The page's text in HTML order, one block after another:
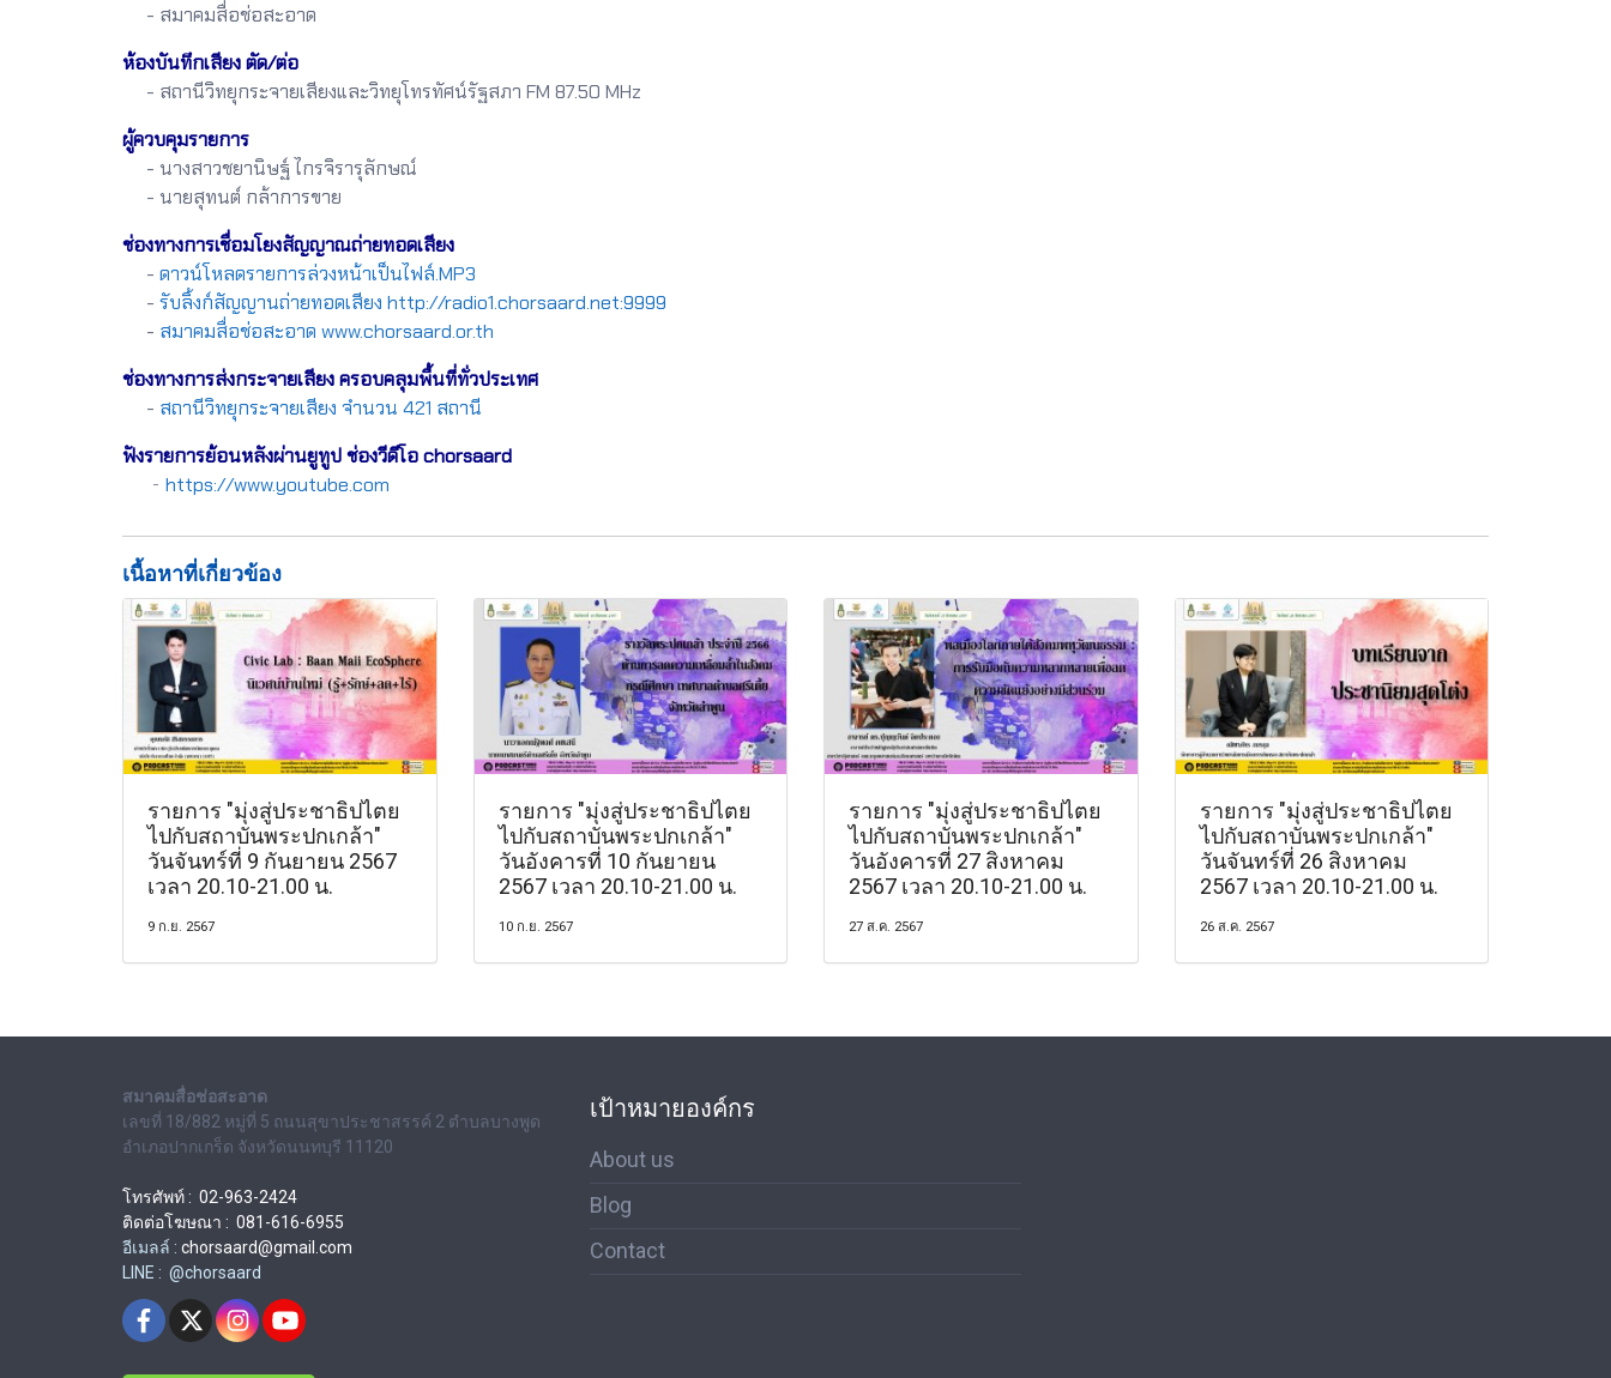
- สมาคมสื่อช่อสะอาด
ห้องบันทึกเสียง ตัด/ต่อ
- สถานีวิทยุกระจายเสียงและวิทยุโทรทัศน์รัฐสภา FM 87.50 MHz
ผู้ควบคุมรายการ
- นางสาวชยานิษฐ์ ไกรจิรารุลักษณ์
- นายสุทนต์ กล้าการขาย
ช่องทางการเชื่อมโยงสัญญาณถ่ายทอดเสียง
- ดาวน์โหลดรายการล่วงหน้าเป็นไฟล์.MP3
- รับลิ้งก์สัญญานถ่ายทอดเสียง http://radio1.chorsaard.net:9999
- สมาคมสื่อช่อสะอาด www.chorsaard.or.th
ช่องทางการส่งกระจายเสียง ครอบคลุมพื้นที่ทั่วประเทศ
- สถานีวิทยุกระจายเสียง จำนวน 421 สถานี
ฟังรายการย้อนหลังผ่านยูทูป ช่องวีดีโอ chorsaard
- https://www.youtube.com
เนื้อหาที่เกี่ยวข้อง
รายการ "มุ่งสู่ประชาธิปไตย
ไปกับสถาบันพระปกเกล้า"
วันจันทร์ที่ 9 กันยายน 2567
เวลา 20.10-21.00 น.
9 ก.ย. 2567
รายการ "มุ่งสู่ประชาธิปไตย
ไปกับสถาบันพระปกเกล้า"
วันอังคารที่ 10 กันยายน
2567 เวลา 20.10-21.00 น.
10 ก.ย. 2567
รายการ "มุ่งสู่ประชาธิปไตย
ไปกับสถาบันพระปกเกล้า"
วันอังคารที่ 27 สิงหาคม
2567 เวลา 20.10-21.00 น.
27 ส.ค. 2567
รายการ "มุ่งสู่ประชาธิปไตย
ไปกับสถาบันพระปกเกล้า"
วันจันทร์ที่ 26 สิงหาคม
2567 เวลา 20.10-21.00 น.
26 ส.ค. 2567
สมาคมสื่อช่อสะอาด
เลขที่ 18/882 หมู่ที่ 5 ถนนสุขาประชาสรรค์ 2 ตำบลบางพูด
อำเภอปากเกร็ด จังหวัดนนทบุรี 11120
โทรศัพท์ : 02-963-2424
ติดต่อโฆษณา : 081-616-6955
อีเมลล์ : chorsaard@gmail.com
LINE : @chorsaard
เป้าหมายองค์กร
About us
Blog
Contact